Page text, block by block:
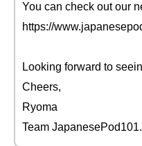
You can check out our
https://
Looking forward to
Cheers,
Ryoma
Team